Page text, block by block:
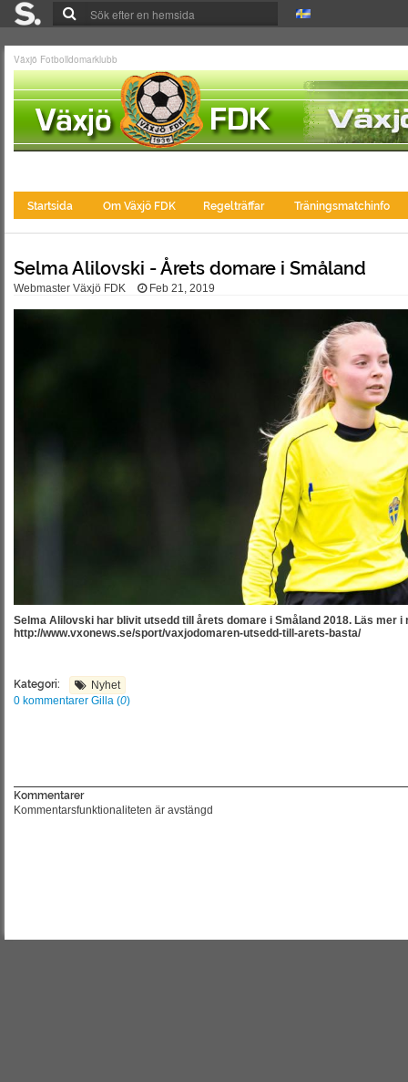
Växjö Fotbolldomarklubb
Startsida Om Växjö FDK Regelträffar Träningsmatchinfo
Selma Alilovski - Årets domare i Småland
Webmaster Växjö FDK Feb 21, 2019
Selma Alilovski har blivit utsedd till årets domare i Småland 2018. Läs mer i
http://www.vxonews.se/sport/vaxjodomaren-utsedd-till-arets-basta/
Kategori:
Nyhet
0 kommentarer Gilla (0)
Kommentarer
Kommentarsfunktionaliteten är avstängd